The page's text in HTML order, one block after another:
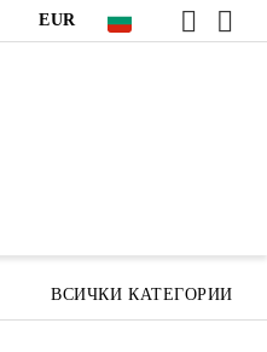
EUR
ВСИЧКИ КАТЕГОРИИ